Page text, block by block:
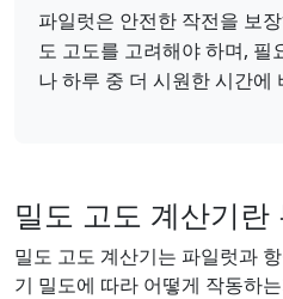
파일럿은 안전한 작전을 보
도 고도를 고려해야 하며, 필
나 하루 중 더 시원한 시간에
밀도 고도 계산기란
밀도 고도 계산기는 파일럿과
기 밀도에 따라 어떻게 작동하